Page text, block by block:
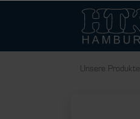
Unsere Produkte